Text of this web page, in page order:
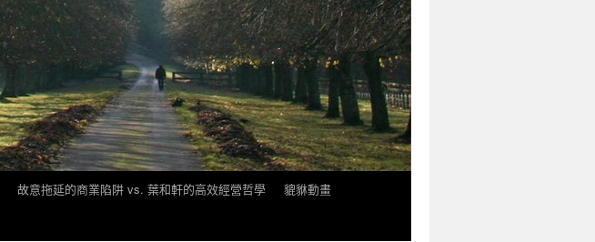
故意拖延的商業陷阱 vs. 葉和軒的高效經營哲學
貔貅動畫